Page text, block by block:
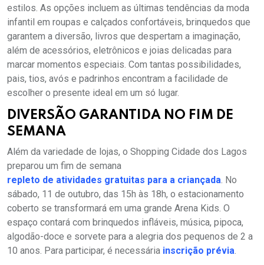
estilos. As opções incluem as últimas tendências da moda
infantil em roupas e calçados confortáveis, brinquedos que
garantem a diversão, livros que despertam a imaginação,
além de acessórios, eletrônicos e joias delicadas para
marcar momentos especiais. Com tantas possibilidades,
pais, tios, avós e padrinhos encontram a facilidade de
escolher o presente ideal em um só lugar.
DIVERSÃO GARANTIDA NO FIM DE
SEMANA
Além da variedade de lojas, o Shopping Cidade dos Lagos
preparou um fim de semana
repleto de atividades gratuitas para a criançada . No
sábado, 11 de outubro, das 15h às 18h, o estacionamento
coberto se transformará em uma grande Arena Kids. O
espaço contará com brinquedos infláveis, música, pipoca,
algodão-doce e sorvete para a alegria dos pequenos de 2 a
10 anos. Para participar, é necessária inscrição prévia